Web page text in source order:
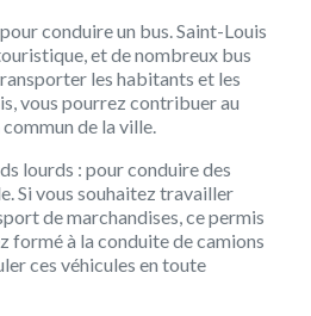
conduire un bus. Saint-Louis
et de nombreux bus
les habitants et les
vous pourrez contribuer au
de la ville.
lourds : pour conduire des
Si vous souhaitez travailler
de marchandises, ce permis
formé à la conduite de camions
ces véhicules en toute